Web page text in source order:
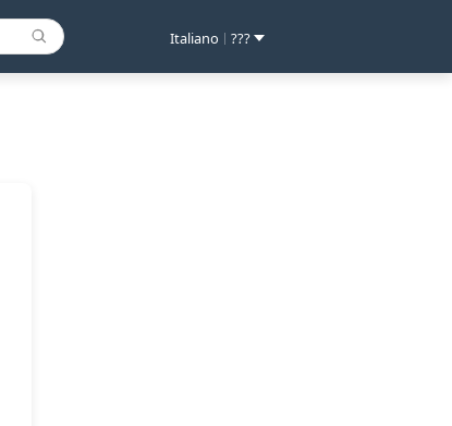
Italiano | ???